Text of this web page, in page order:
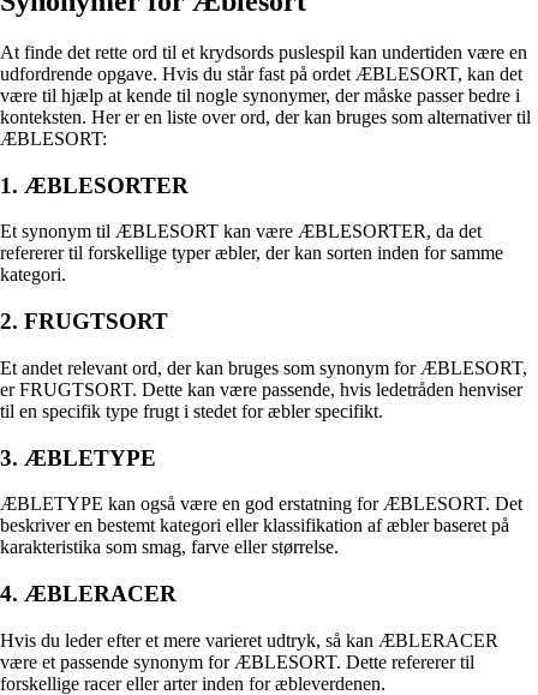
At finde det rette ord til et krydsords puslespil kan undertiden være en
udfordrende opgave. Hvis du står fast på ordet ÆBLESORT, kan det
være til hjælp at kende til nogle synonymer, der måske passer bedre i
konteksten. Her er en liste over ord, der kan bruges som alternativer til
ÆBLESORT:
1. ÆBLESORTER
Et synonym til ÆBLESORT kan være ÆBLESORTER, da det
refererer til forskellige typer æbler, der kan sorten inden for samme
kategori.
2. FRUGTSORT
Et andet relevant ord, der kan bruges som synonym for ÆBLESORT,
er FRUGTSORT. Dette kan være passende, hvis ledetråden henviser
til en specifik type frugt i stedet for æbler specifikt.
3. ÆBLETYPE
ÆBLETYPE kan også være en god erstatning for ÆBLESORT. Det
beskriver en bestemt kategori eller klassifikation af æbler baseret på
karakteristika som smag, farve eller størrelse.
4. ÆBLERACER
Hvis du leder efter et mere varieret udtryk, så kan ÆBLERACER
være et passende synonym for ÆBLESORT. Dette refererer til
forskellige racer eller arter inden for æbleverdenen.